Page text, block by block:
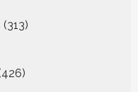
313
producten
426
426
producten